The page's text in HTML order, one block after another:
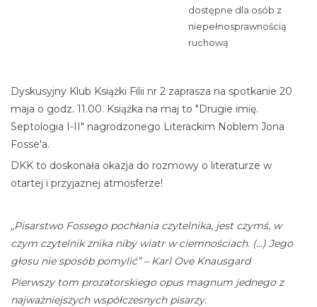
dostępne dla osób z
niepełnosprawnością
ruchową
Dyskusyjny Klub Książki Filii nr 2 zaprasza na spotkanie 20
maja o godz. 11.00. Książka na maj to "Drugie imię.
Septologia I-II" nagrodzonego Literackim Noblem Jona
Fosse'a.
DKK to doskonała okazja do rozmowy o literaturze w
otartej i przyjaznej atmosferze!
„Pisarstwo Fossego pochłania czytelnika, jest czymś, w
czym czytelnik znika niby wiatr w ciemnościach. (…) Jego
głosu nie sposób pomylić” – Karl Ove Knausgard
Pierwszy tom prozatorskiego opus magnum jednego z
najważniejszych współczesnych pisarzy.